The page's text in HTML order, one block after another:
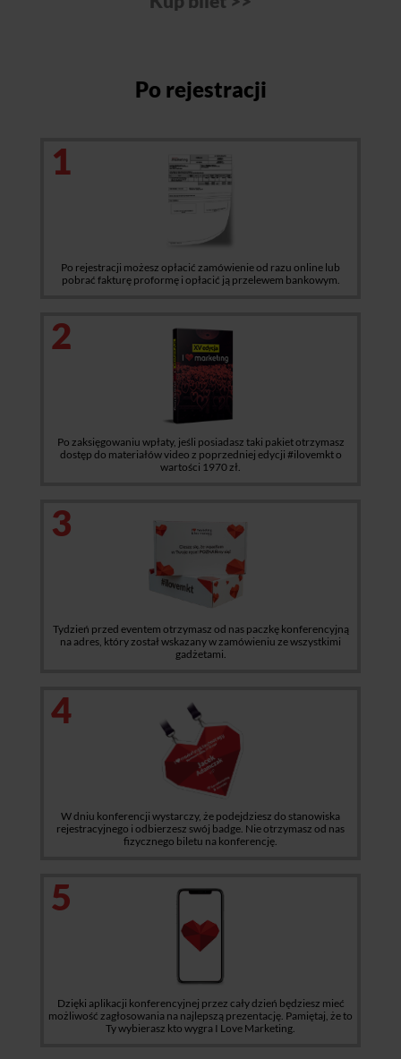
Po rejestracji
1
Po rejestracji możesz opłacić zamówienie od razu online lub
pobrać fakturę proformę i opłacić ją przelewem bankowym.
2
Po zaksięgowaniu wpłaty, jeśli posiadasz taki pakiet otrzymasz
dostęp do materiałów video z poprzedniej edycji #ilovemkt o
wartości 1970 zł.
3
Tydzień przed eventem otrzymasz od nas paczkę konferencyjną
na adres, który został wskazany w zamówieniu ze wszystkimi
gadżetami.
4
W dniu konferencji wystarczy, że podejdziesz do stanowiska
rejestracyjnego i odbierzesz swój badge. Nie otrzymasz od nas
fizycznego biletu na konferencję.
5
Dzięki aplikacji konferencyjnej przez cały dzień będziesz mieć
możliwość zagłosowania na najlepszą prezentację. Pamiętaj, że to
Ty wybierasz kto wygra I Love Marketing.